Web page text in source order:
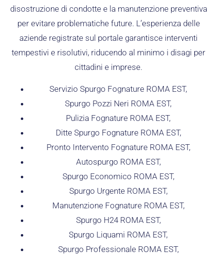
disostruzione di condotte e la manutenzione preventiva
per evitare problematiche future. L’esperienza delle
aziende registrate sul portale garantisce interventi
tempestivi e risolutivi, riducendo al minimo i disagi per
cittadini e imprese.
Servizio Spurgo Fognature ROMA EST,
Spurgo Pozzi Neri ROMA EST,
Pulizia Fognature ROMA EST,
Ditte Spurgo Fognature ROMA EST,
Pronto Intervento Fognature ROMA EST,
Autospurgo ROMA EST,
Spurgo Economico ROMA EST,
Spurgo Urgente ROMA EST,
Manutenzione Fognature ROMA EST,
Spurgo H24 ROMA EST,
Spurgo Liquami ROMA EST,
Spurgo Professionale ROMA EST,